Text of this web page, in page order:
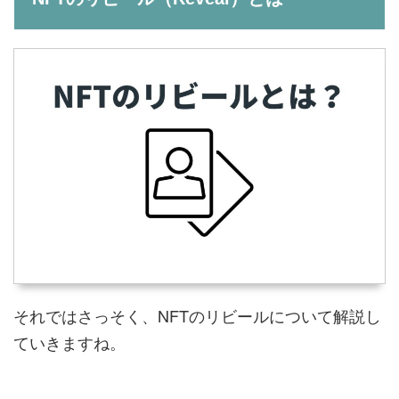
それではさっそく、NFTのリビールについて解説し
ていきますね。